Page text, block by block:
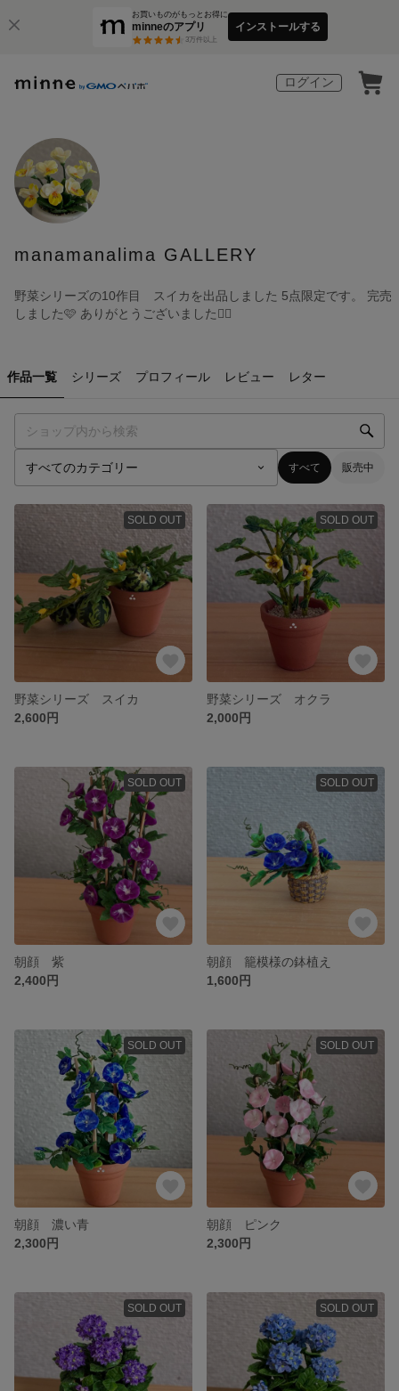
お買いものがもっとお得に
minneのアプリ
3万件以上
インストールする
ログイン
manamanalima GALLERY
野菜シリーズの10作目 スイカを出品しました 5点限定です。 完売
しました🩷 ありがとうございました🙇‍♀️
作品一覧 シリーズ プロフィール レビュー レター
すべて 販売中
SOLD OUT
野菜シリーズ スイカ
2,600円
SOLD OUT
野菜シリーズ オクラ
2,000円
SOLD OUT
朝顔 紫
2,400円
SOLD OUT
朝顔 籠模様の鉢植え
1,600円
SOLD OUT
朝顔 濃い青
2,300円
SOLD OUT
朝顔 ピンク
2,300円
SOLD OUT SOLD OUT